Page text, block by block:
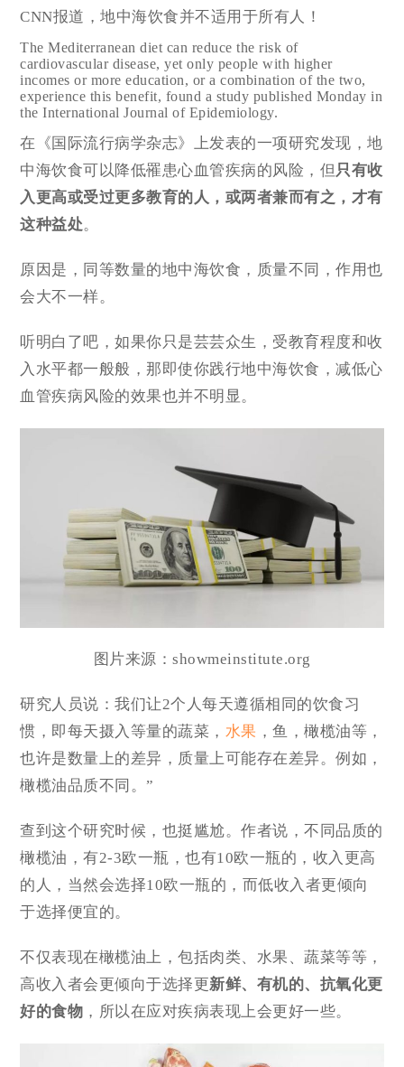
CNN报道，地中海饮食并不适用于所有人！
The Mediterranean diet can reduce the risk of
cardiovascular disease, yet only people with higher
incomes or more education, or a combination of the two,
experience this benefit, found a study published Monday in
the International Journal of Epidemiology.
在《国际流行病学杂志》上发表的一项研究发现，地
中海饮食可以降低罹患心血管疾病的风险，但 只有收
入更高或受过更多教育的人，或两者兼而有之，才有
这种益处。
原因是，同等数量的地中海饮食，质量不同，作用也
会大不一样。
听明白了吧，如果你只是芸芸众生，受教育程度和收
入水平都一般般，那即使你践行地中海饮食，减低心
血管疾病风险的效果也并不明显。
图片来源：showmeinstitute.org
研究人员说：我们让2个人每天遵循相同的饮食习
惯，即每天摄入等量的蔬菜， 水果 ，鱼，橄榄油等，
也许是数量上的差异，质量上可能存在差异。例如，
橄榄油品质不同。”
查到这个研究时候，也挺尴尬。作者说，不同品质的
橄榄油，有2-3欧一瓶，也有10欧一瓶的，收入更高
的人，当然会选择10欧一瓶的，而低收入者更倾向
于选择便宜的。
不仅表现在橄榄油上，包括肉类、水果、蔬菜等等，
高收入者会更倾向于选择更新鲜、有机的、抗氧化更
好的食物 ，所以在应对疾病表现上会更好一些。